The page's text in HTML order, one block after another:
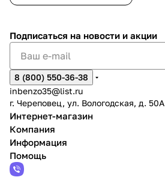
Подписаться на новости и акции
8 (800) 550-36-38
inbenzo35@list.ru
г. Череповец, ул. Вологодская, д. 50А
Интернет-магазин
Компания
Информация
Помощь